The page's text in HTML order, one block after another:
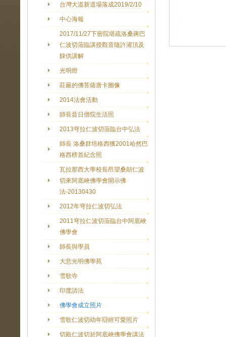
台灣大道新道場落成2019/2/10
中心海報
2017/11/27下密院堪疏洛桑蔣巴
仁波切蒞臨講授觀音隨許灌頂及
餗供講解
光明燈
莊嚴的佛菩薩唐卡圖像
2014法會活動
師長昔日僧院生活照
2013穹拉仁波切蒞臨台中弘法
師長 洛桑群培格西獲2001哈然巴
格西榜首紀念照
瓦拉那西大學校長昂望桑顛仁波
切來阿底峽佛學會開示佛
法-20130430
2012年穹拉仁波切弘法
2011穹拉仁波切蒞臨台中阿底峽
佛學會
師長與學員
大悲光明佛學苑
雪歌寺
印度請法
佛學會成立照片
雪歌仁波切幼年辯經可愛照片
切殿仁波切於阿底峽佛學會講法